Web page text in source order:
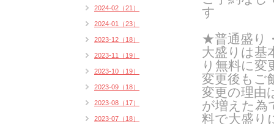
す
★普通盛り
大盛りは基
り無料に変
変更後もご
変更の理由
が増えた為
料で大盛り
2024-02（21）
2024-01（23）
2023-12（18）
2023-11（19）
2023-10（19）
2023-09（18）
2023-08（17）
2023-07（18）